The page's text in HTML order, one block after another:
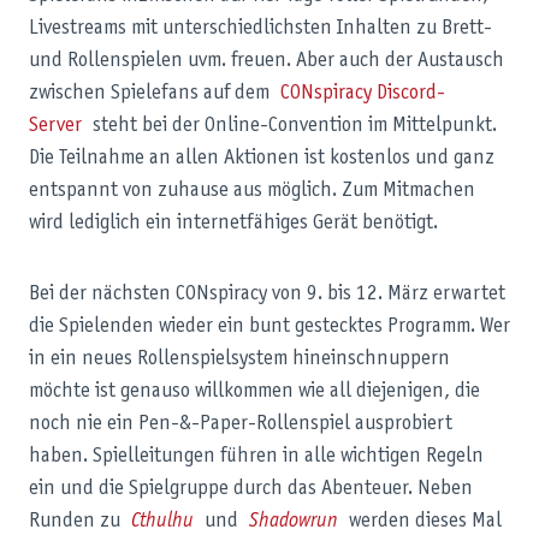
Livestreams mit unterschiedlichsten Inhalten zu Brett-
und Rollenspielen uvm. freuen. Aber auch der Austausch
zwischen Spielefans auf dem CONspiracy Discord-
Server steht bei der Online-Convention im Mittelpunkt.
Die Teilnahme an allen Aktionen ist kostenlos und ganz
entspannt von zuhause aus möglich. Zum Mitmachen
wird lediglich ein internetfähiges Gerät benötigt.
Bei der nächsten CONspiracy von 9. bis 12. März erwartet
die Spielenden wieder ein bunt gestecktes Programm. Wer
in ein neues Rollenspielsystem hineinschnuppern
möchte ist genauso willkommen wie all diejenigen, die
noch nie ein Pen-&-Paper-Rollenspiel ausprobiert
haben. Spielleitungen führen in alle wichtigen Regeln
ein und die Spielgruppe durch das Abenteuer. Neben
Runden zu Cthulhu und Shadowrun werden dieses Mal